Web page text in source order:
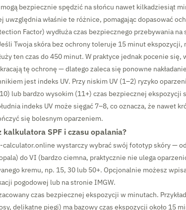
bezpiecznie spędzić na słońcu nawet kilkadziesiąt
uwzględnia właśnie te różnice, pomagając dopasować
Factor) wydłuża czas bezpiecznego przebywania
Twoja skóra bez ochrony toleruje 15 minut ekspozycji,
ten czas do 450 minut. W praktyce jednak pocenie się,
tę ochronę — dlatego zaleca się ponowne
jest indeks UV. Przy niskim UV (1–2) ryzyko
lub bardzo wysokim (11+) czas bezpiecznej ekspozycji
indeks UV może sięgać 7–8, co oznacza, że nawet
się bolesnym oparzeniem.
kalkulatora SPF i czasu opalania?
wystarczy wybrać swój fototyp skóry —
do VI (bardzo ciemna, praktycznie nie ulega
kremu, np. 15, 30 lub 50+. Opcjonalnie możesz
pogodowej lub na stronie IMGW.
czas bezpiecznej ekspozycji w minutach.
delikatne piegi) ma bazowy czas ekspozycji około 15